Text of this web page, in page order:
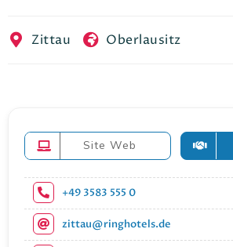
Zittau Oberlausitz
Site Web
+49 3583 555 0
zittau@ringhotels.de